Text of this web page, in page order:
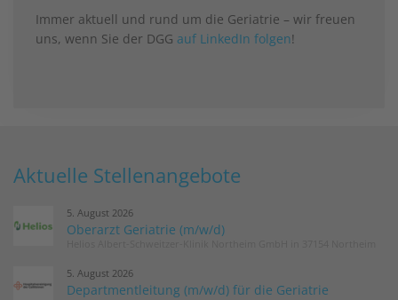
Immer aktuell und rund um die Geriatrie – wir freuen
uns, wenn Sie der DGG auf LinkedIn folgen!
Aktuelle Stellenangebote
5. August 2026
Oberarzt Geriatrie (m/w/d)
5. August 2026
Departmentleitung (m/w/d) für die Geriatrie